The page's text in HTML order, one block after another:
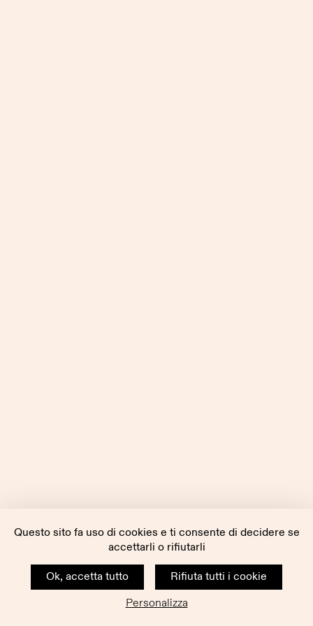
Questo sito fa uso di cookies e ti consente di decidere se
accettarli o rifiutarli
Ok, accetta tutto
Rifiuta tutti i cookie
Personalizza